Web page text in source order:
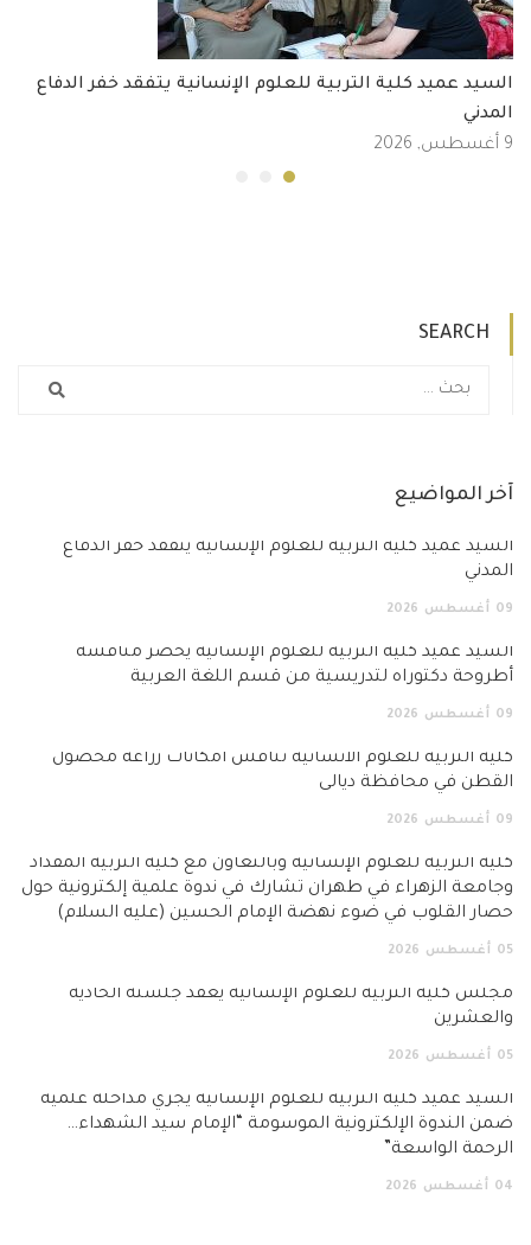
السيد عميد كلية التربية للعلوم الإنسانية يتفقد خفر الدفاع
المدني
9 أغسطس, 2026
SEARCH
آخر المواضيع
السيد عميد كلية التربية للعلوم الإنسانية يتفقد خفر الدفاع
المدني
09 أغسطس 2026
السيد عميد كلية التربية للعلوم الإنسانية يحضر مناقشة
أطروحة دكتوراه لتدريسية من قسم اللغة العربية
09 أغسطس 2026
كلية التربية للعلوم الانسانية تناقش امكانات زراعة محصول
القطن في محافظة ديالى
09 أغسطس 2026
كلية التربية للعلوم الإنسانية وبالتعاون مع كلية التربية المقداد
وجامعة الزهراء في طهران تشارك في ندوة علمية إلكترونية حول
حصار القلوب في ضوء نهضة الإمام الحسين (عليه السلام)
05 أغسطس 2026
مجلس كلية التربية للعلوم الإنسانية يعقد جلسته الحادية
والعشرين
05 أغسطس 2026
السيد عميد كلية التربية للعلوم الإنسانية يجري مداخلة علمية
ضمن الندوة الإلكترونية الموسومة “الإمام سيد الشهداء…
الرحمة الواسعة”
04 أغسطس 2026